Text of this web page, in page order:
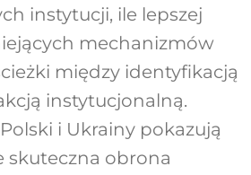
instytucji, ile lepszej
mechanizmów
między identyfikacją
instytucjonalną.
i Ukrainy pokazują
skuteczna obrona